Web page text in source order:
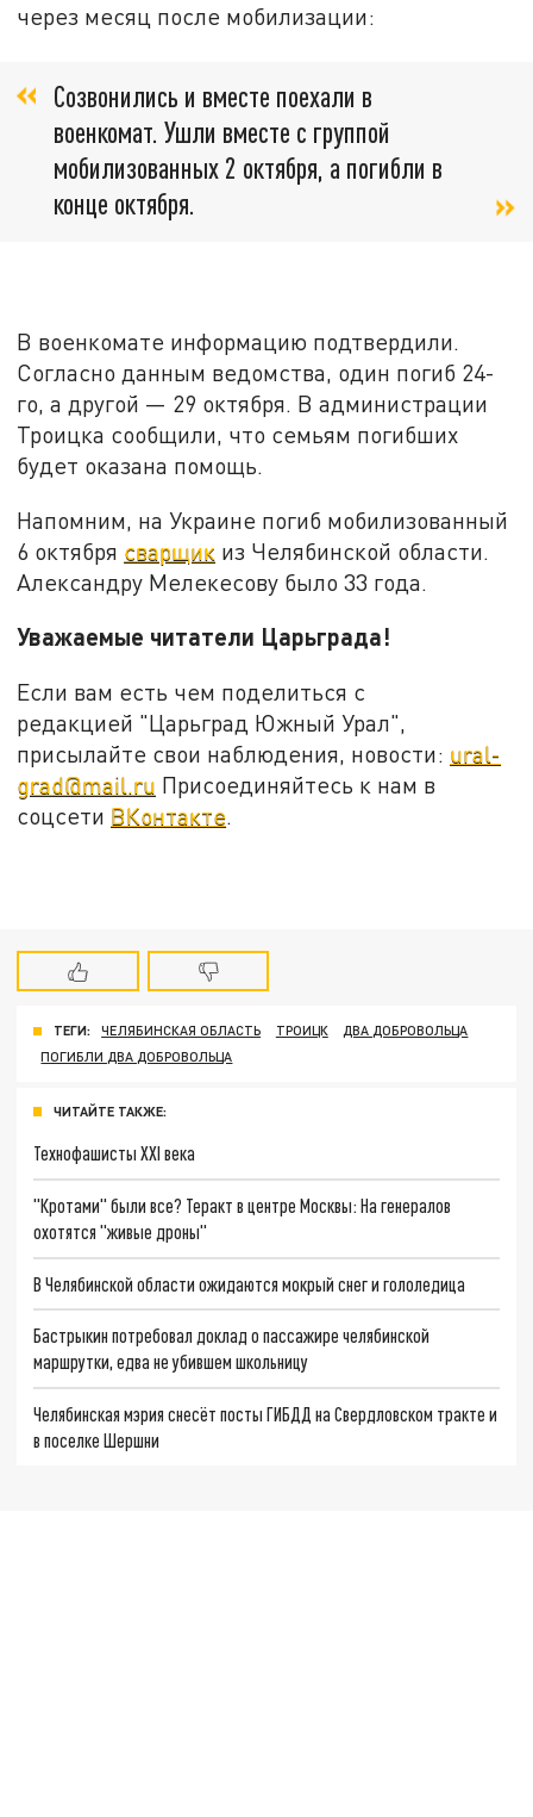
через месяц после мобилизации:
Созвонились и вместе поехали в
военкомат. Ушли вместе с группой
мобилизованных 2 октября, а погибли в
конце октября.
В военкомате информацию подтвердили.
Согласно данным ведомства, один погиб 24-
го, а другой — 29 октября. В администрации
Троицка сообщили, что семьям погибших
будет оказана помощь.
Напомним, на Украине погиб мобилизованный
6 октября сварщик из Челябинской области.
Александру Мелекесову было 33 года.
Уважаемые читатели Царьграда!
Если вам есть чем поделиться с
редакцией "Царьград Южный Урал",
присылайте свои наблюдения, новости: ural-
grad@mail.ru Присоединяйтесь к нам в
соцсети ВКонтакте.
ТЕГИ: ЧЕЛЯБИНСКАЯ ОБЛАСТЬ ТРОИЦК
ДВА ДОБРОВОЛЬЦА
ПОГИБЛИ ДВА ДОБРОВОЛЬЦА
ЧИТАЙТЕ ТАКЖЕ:
Технофашисты XXI века
"Кротами" были все? Теракт в центре Москвы: На генералов
охотятся "живые дроны"
В Челябинской области ожидаются мокрый снег и гололедица
Бастрыкин потребовал доклад о пассажире челябинской
маршрутки, едва не убившем школьницу
Челябинская мэрия снесёт посты ГИБДД на Свердловском тракте и
в поселке Шершни